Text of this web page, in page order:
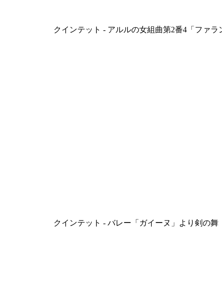
クインテット - アルルの女組曲第2番4「ファラ
クインテット - バレー「ガイーヌ」より剣の舞